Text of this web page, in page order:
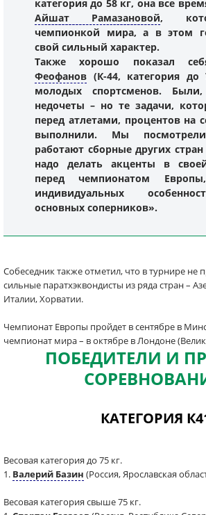
категория до 58 кг, она все
Айшат Рамазановой,
чемпионкой мира, а в этом
свой сильный характер.
Также хорошо показал
Феофанов (К-44, категория
молодых спортсменов.
недочеты – но те задачи,
перед атлетами, процентов на
выполнили. Мы
работают сборные других
надо делать акценты в
перед чемпионатом
индивидуальных
основных соперников».
Собеседник также отметил, что в турнире не
сильные паратхэквондисты из ряда стран –
Италии, Хорватии.
Чемпионат Европы пройдет в сентябре в
чемпионат мира – в октябре в Лондоне
ПОБЕДИТЕЛИ И
КАТЕГОРИЯ
Весовая категория до 75 кг.
1. Валерий Базин (Россия, Ярославская
Весовая категория свыше 75 кг.